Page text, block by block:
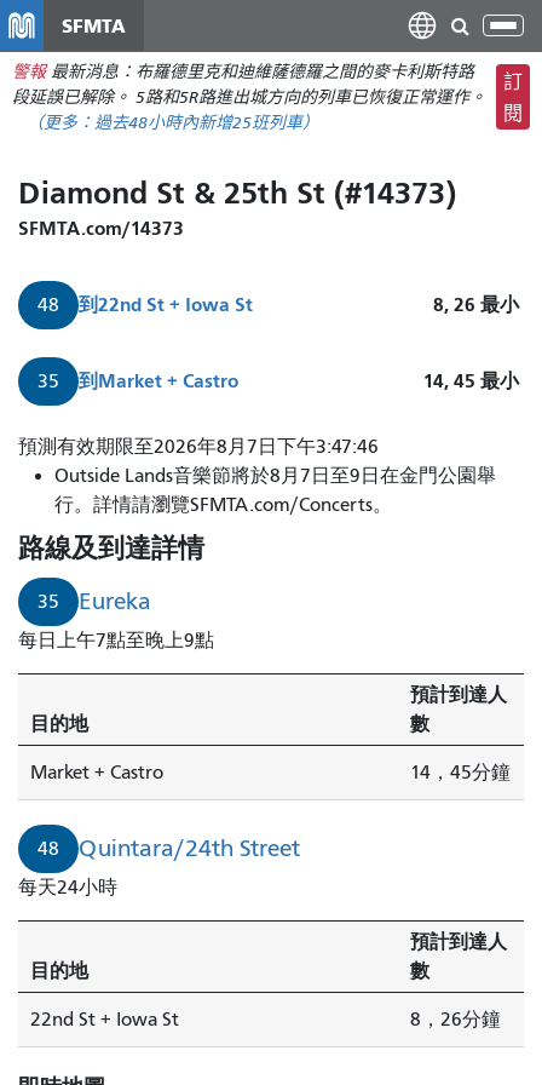
主
要
內
SFMTA
切
換
導
航
警報 最新消息：布羅德里克和迪維薩德羅之間的麥卡利斯特路
段延誤已解除。 5路和5R路進出城方向的列車已恢復正常運作。
（更多： 過去48小時內新增25班列車）
訂
閱
Diamond St & 25th St (#14373)
SFMTA.com/14373
48 到22nd St + Iowa St 8, 26 最小
35 到 Market + Castro 14, 45 最小
預測有效期限至2026年8月7日下午3:47:46
Outside Lands音樂節將於8月7日至9日在金門公園舉
行。詳情請瀏覽SFMTA.com/Concerts。
路線及到達詳情
35 Eureka
每日上午7點至晚上9點
目的地
預計到達人
數
Market + Castro 14，45分鐘
48 Quintara/24th Street
每天24小時
目的地
預計到達人
數
22nd St + Iowa St 8，26分鐘